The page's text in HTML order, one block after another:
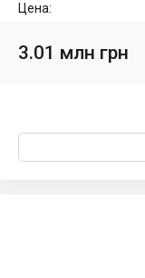
Цена:
3.01 млн грн